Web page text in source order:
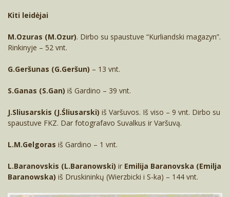
Kiti leidėjai
M.Ozuras (M.Ozur). Dirbo su spaustuve “Kurliandski magazyn”.
Rinkinyje – 52 vnt.
G.Geršunas (G.Geršun) – 13 vnt.
S.Ganas (S.Gan) iš Gardino – 39 vnt.
J.Sliusarskis (J.Śliusarski) iš Varšuvos. Iš viso – 9 vnt. Dirbo su
spaustuve FKZ. Dar fotografavo Suvalkus ir Varšuvą.
L.M.Gelgoras iš Gardino – 1 vnt.
L.Baranovskis (L.Baranowski) ir Emilija Baranovska (Emilja
Baranowska) iš Druskininkų (Wierzbicki i S-ka) – 144 vnt.